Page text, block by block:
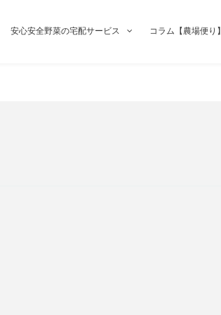
安心安全野菜の宅配サービス コラム【農場便り】